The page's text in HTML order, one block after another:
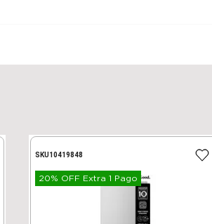
SKU10419848
20% OFF Extra 1 Pago